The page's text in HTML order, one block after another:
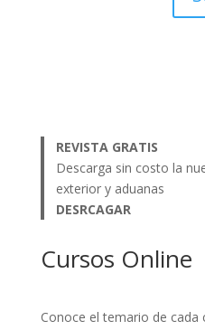
REVISTA GRATIS
Descarga sin costo la
exterior y aduanas
DESRCAGAR
Cursos Online
Conoce el temario de cada